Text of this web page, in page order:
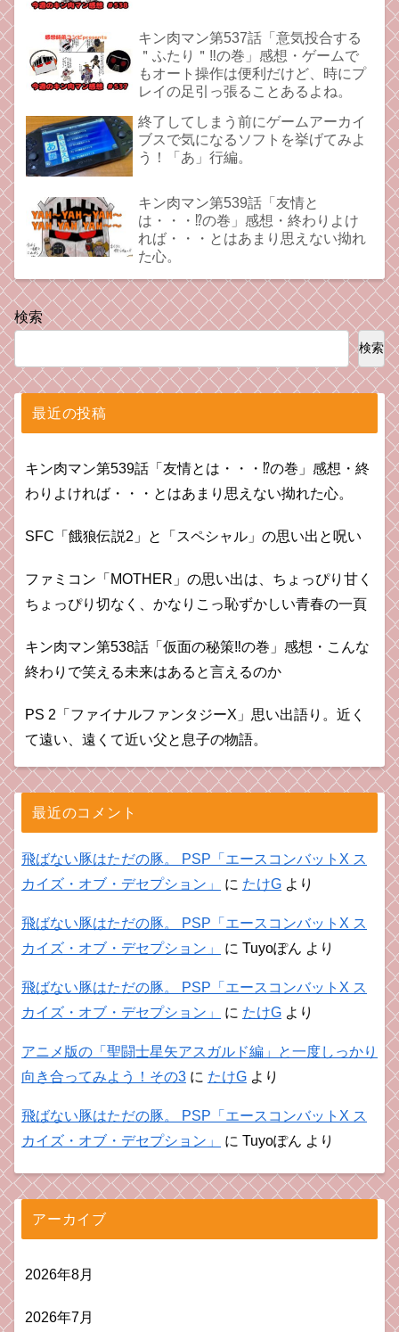
キン肉マン第537話「意気投合する
＂ふたり＂‼︎の巻」感想・ゲームで
もオート操作は便利だけど、時にプ
レイの足引っ張ることあるよね。
終了してしまう前にゲームアーカイ
ブスで気になるソフトを挙げてみよ
う！「あ」行編。
キン肉マン第539話「友情と
は・・・⁉︎の巻」感想・終わりよけ
れば・・・とはあまり思えない拗れ
た心。
検索
検索
最近の投稿
キン肉マン第539話「友情とは・・・⁉︎の巻」感想・終
わりよければ・・・とはあまり思えない拗れた心。
SFC「餓狼伝説2」と「スペシャル」の思い出と呪い
ファミコン「MOTHER」の思い出は、ちょっぴり甘く
ちょっぴり切なく、かなりこっ恥ずかしい青春の一頁
キン肉マン第538話「仮面の秘策‼︎の巻」感想・こんな
終わりで笑える未来はあると言えるのか
PS 2「ファイナルファンタジーX」思い出語り。近く
て遠い、遠くて近い父と息子の物語。
最近のコメント
飛ばない豚はただの豚。 PSP「エースコンバットX ス
カイズ・オブ・デセプション」
に たけG より
飛ばない豚はただの豚。 PSP「エースコンバットX ス
カイズ・オブ・デセプション」
に Tuyoぽん より
飛ばない豚はただの豚。 PSP「エースコンバットX ス
カイズ・オブ・デセプション」
に たけG より
アニメ版の「聖闘士星矢アスガルド編」と一度しっかり
向き合ってみよう！その3 に たけG より
飛ばない豚はただの豚。 PSP「エースコンバットX ス
カイズ・オブ・デセプション」
に Tuyoぽん より
アーカイブ
2026年8月
2026年7月